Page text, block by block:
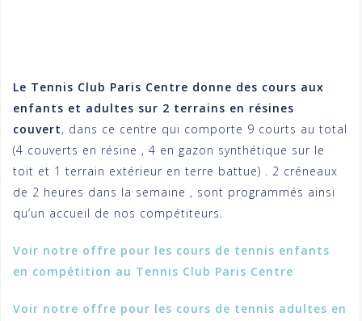
Le Tennis Club Paris Centre donne des cours aux
enfants et adultes sur 2 terrains en résines
couvert, dans ce centre qui comporte 9 courts au total
(4 couverts en résine , 4 en gazon synthétique sur le
toit et 1 terrain extérieur en terre battue) . 2 créneaux
de 2 heures dans la semaine , sont programmés ainsi
qu’un accueil de nos compétiteurs.
Voir notre offre pour les cours de tennis enfants
en compétition au Tennis Club Paris Centre
Voir notre offre pour les cours de tennis adultes en